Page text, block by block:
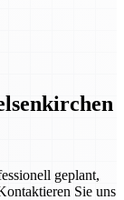
geplant,
Sie uns